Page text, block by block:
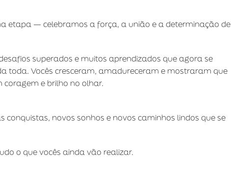
etapa — celebramos a força, a união e a determinação de
superados e muitos aprendizados que agora se
toda. Vocês cresceram, amadureceram e mostraram que
e brilho no olhar.
conquistas, novos sonhos e novos caminhos lindos que se
o que vocês ainda vão realizar.